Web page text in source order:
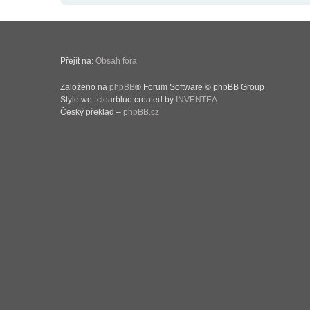
Přejít na: Obsah fóra
Založeno na phpBB® Forum Software © phpBB Group
Style we_clearblue created by INVENTEA
Český překlad – phpBB.cz